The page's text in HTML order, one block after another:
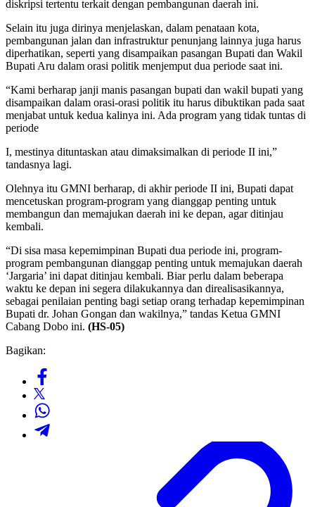
diskripsi tertentu terkait dengan pembangunan daerah ini.
Selain itu juga dirinya menjelaskan, dalam penataan kota,
pembangunan jalan dan infrastruktur penunjang lainnya juga harus
diperhatikan, seperti yang disampaikan pasangan Bupati dan Wakil
Bupati Aru dalam orasi politik menjemput dua periode saat ini.
“Kami berharap janji manis pasangan bupati dan wakil bupati yang
disampaikan dalam orasi-orasi politik itu harus dibuktikan pada saat
menjabat untuk kedua kalinya ini. Ada program yang tidak tuntas di
periode
I, mestinya dituntaskan atau dimaksimalkan di periode II ini,”
tandasnya lagi.
Olehnya itu GMNI berharap, di akhir periode II ini, Bupati dapat
mencetuskan program-program yang dianggap penting untuk
membangun dan memajukan daerah ini ke depan, agar ditinjau
kembali.
“Di sisa masa kepemimpinan Bupati dua periode ini, program-
program pembangunan dianggap penting untuk memajukan daerah
‘Jargaria’ ini dapat ditinjau kembali. Biar perlu dalam beberapa
waktu ke depan ini segera dilakukannya dan direalisasikannya,
sebagai penilaian penting bagi setiap orang terhadap kepemimpinan
Bupati dr. Johan Gongan dan wakilnya,” tandas Ketua GMNI
Cabang Dobo ini. (HS-05)
Bagikan: